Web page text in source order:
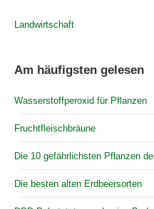
Landwirtschaft
Am häufigsten gelesen
Wasserstoffperoxid für Pflanzen
Fruchtfleischbräune
Die 10 gefährlichsten Pflanzen
Die besten alten Erdbeersorten